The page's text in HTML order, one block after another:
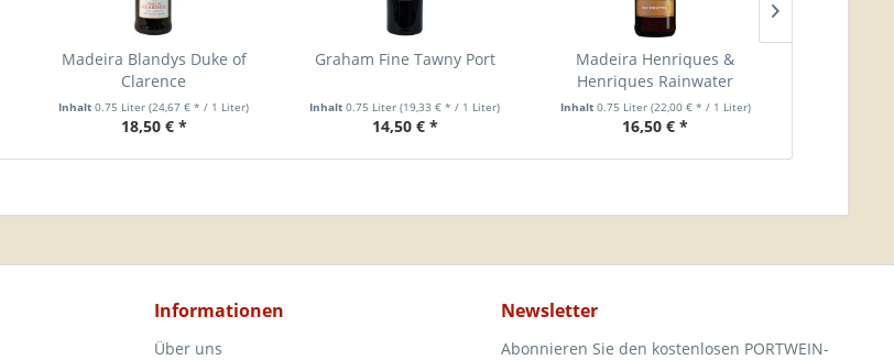
Madeira Blandys Duke of
Clarence
Inhalt0.75 Liter(24,67 € * / 1 Liter)
18,50 € *
Graham Fine Tawny Port
Inhalt0.75 Liter(19,33 € * / 1 Liter)
14,50 € *
Madeira Henriques &
Henriques Rainwater
Inhalt 0.75 Liter (22,00 € * / 1 Liter)
16,50 € *
Informationen
Über uns
Newsletter
Abonnieren Sie den kostenlosen PORTWEIN-